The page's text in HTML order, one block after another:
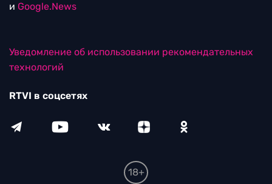
и Google.News
Уведомление об использовании рекомендательных
технологий
RTVI в соцсетях
18+